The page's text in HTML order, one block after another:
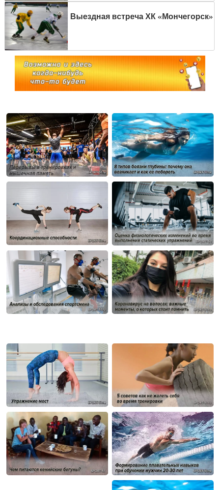
Выездная встреча ХК «Мончегорск»